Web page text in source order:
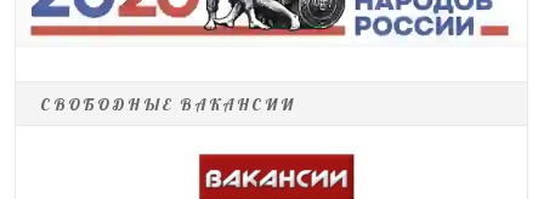
СВОБОДНЫЕ ВАКАНСИИ